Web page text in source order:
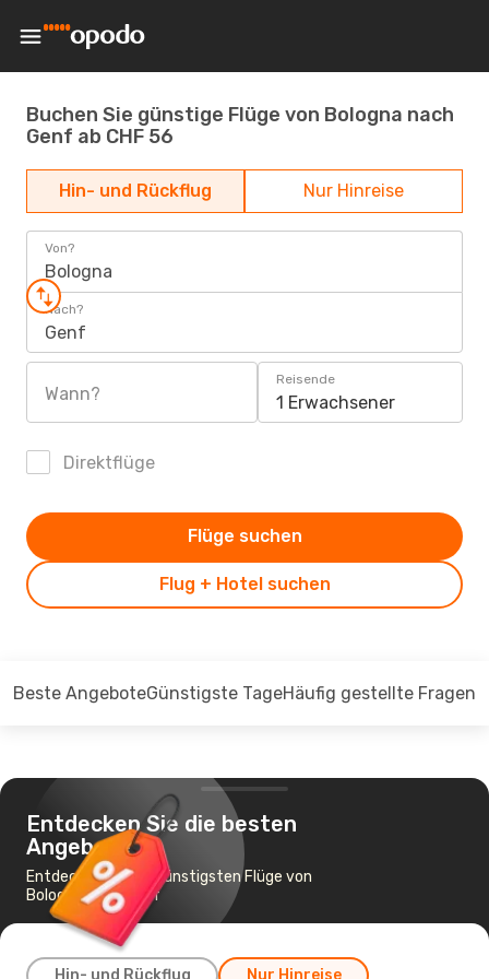
Buchen Sie günstige Flüge von Bologna nach
Genf ab CHF 56
Hin- und Rückflug Nur Hinreise
Von?
Bologna
Nach?
Genf
Wann?
Reisende
1 Erwachsener
Direktflüge
Flug + Hotel suchen
Flüge suchen
Beste AngeboteGünstigste TageHäufig gestellte Fragen
Entdecken Sie die besten
Angebote
Entdecken Sie die günstigsten Flüge von
Bologna nach Genf
Hin- und Rückflug Nur Hinreise